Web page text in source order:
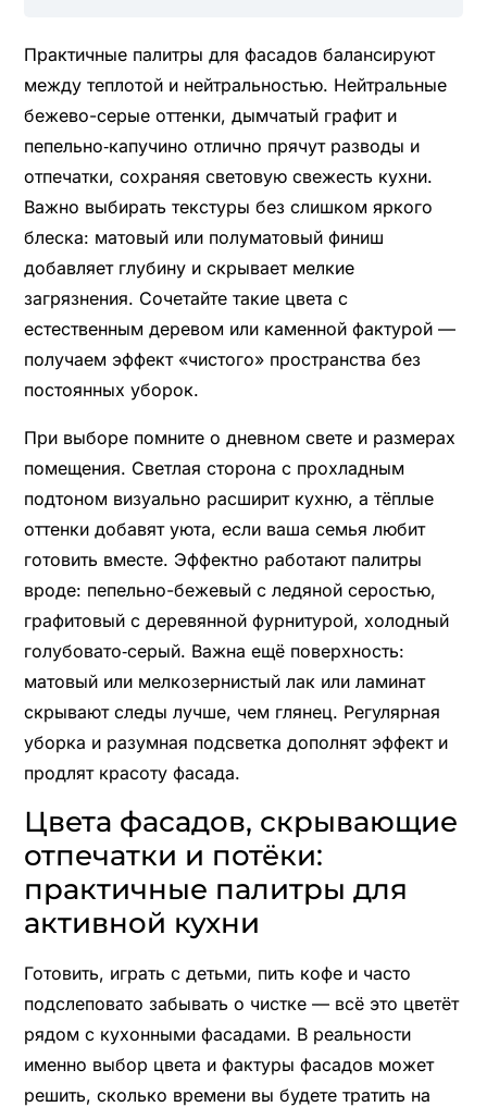
Практичные палитры для фасадов балансируют
между теплотой и нейтральностью. Нейтральные
бежево-серые оттенки, дымчатый графит и
пепельно‑капучино отлично прячут разводы и
отпечатки, сохраняя световую свежесть кухни.
Важно выбирать текстуры без слишком яркого
блеска: матовый или полуматовый финиш
добавляет глубину и скрывает мелкие
загрязнения. Сочетайте такие цвета с
естественным деревом или каменной фактурой —
получаем эффект «чистого» пространства без
постоянных уборок.
При выборе помните о дневном свете и размерах
помещения. Светлая сторона с прохладным
подтоном визуально расширит кухню, а тёплые
оттенки добавят уюта, если ваша семья любит
готовить вместе. Эффектно работают палитры
вроде: пепельно-бежевый с ледяной серостью,
графитовый с деревянной фурнитурой, холодный
голубовато‑серый. Важна ещё поверхность:
матовый или мелкозернистый лак или ламинат
скрывают следы лучше, чем глянец. Регулярная
уборка и разумная подсветка дополнят эффект и
продлят красоту фасада.
Цвета фасадов, скрывающие
отпечатки и потёки:
практичные палитры для
активной кухни
Готовить, играть с детьми, пить кофе и часто
подслеповато забывать о чистке — всё это цветёт
рядом с кухонными фасадами. В реальности
именно выбор цвета и фактуры фасадов может
решить, сколько времени вы будете тратить на